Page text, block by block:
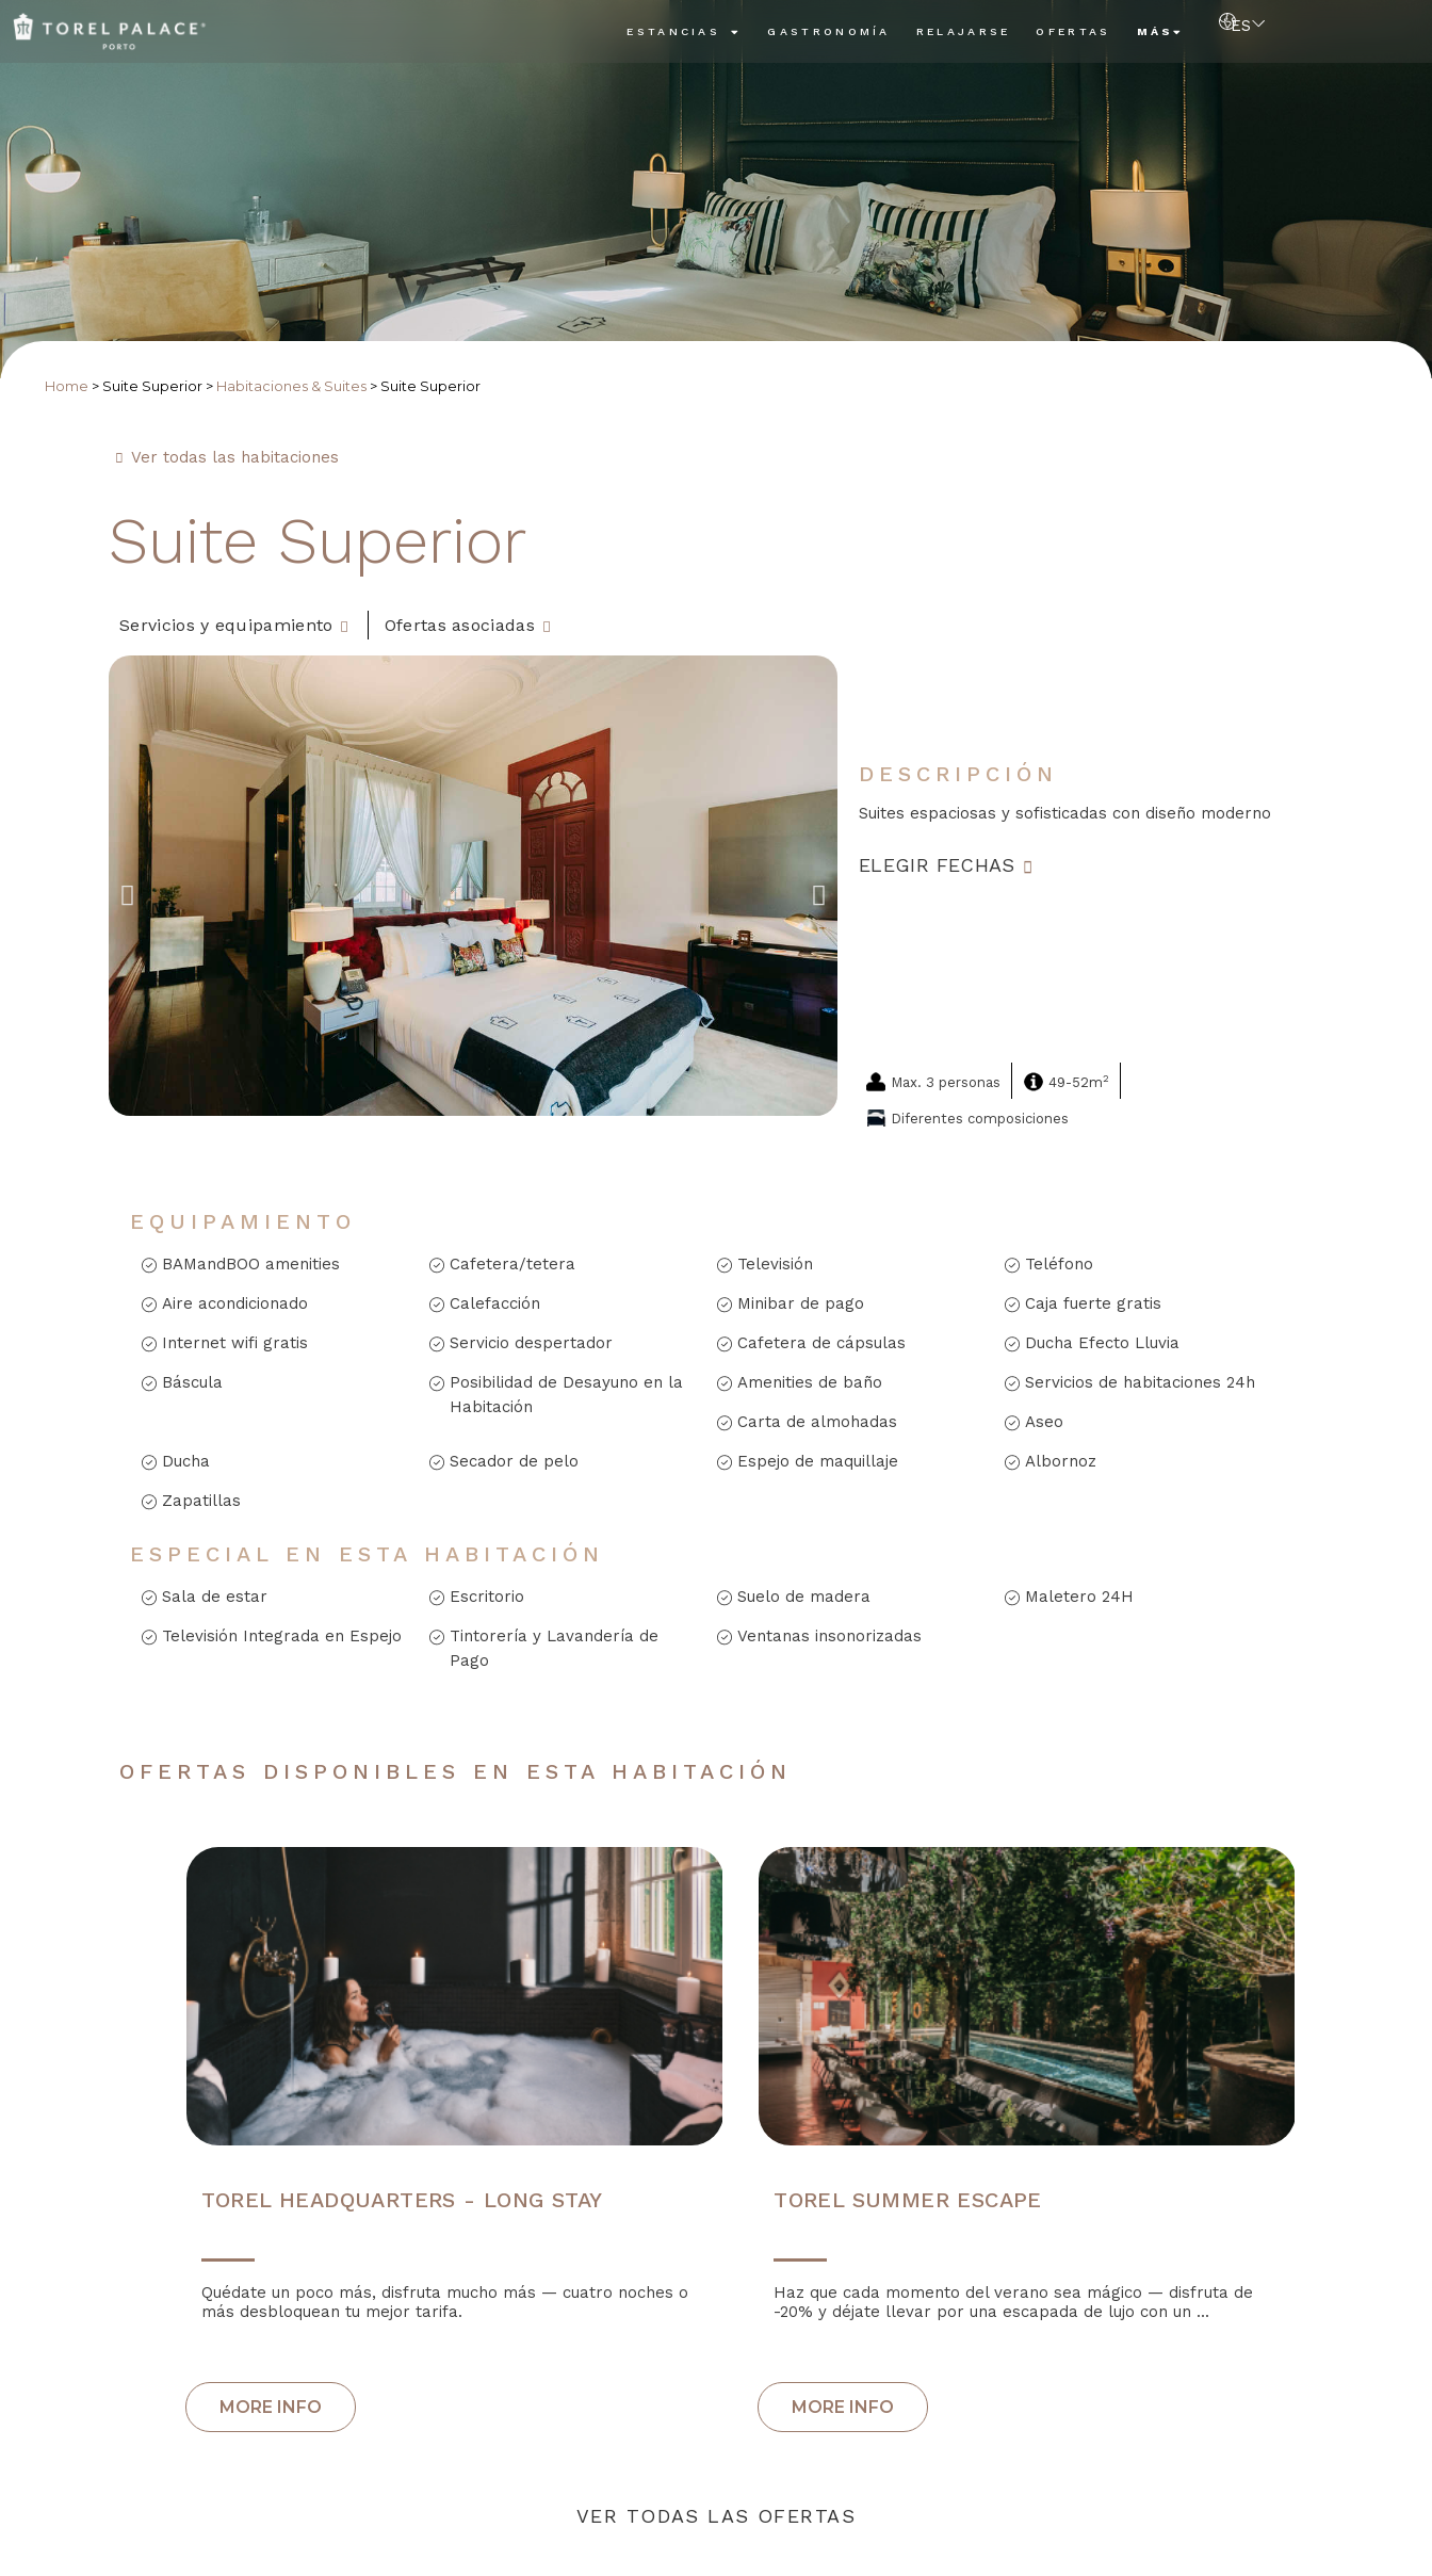
ESTANCIAS GASTRONOMÍA RELAJARSE OFERTAS MÁS ES
Home > Suite Superior > Habitaciones & Suites > Suite Superior
Ver todas las habitaciones
Suite Superior
Servicios y equipamiento Ofertas asociadas
Max. 3 personas 49-52m2
Diferentes composiciones
DESCRIPCIÓN
Suites espaciosas y sofisticadas con diseño moderno
ELEGIR FECHAS
EQUIPAMIENTO
BAMandBOO amenities Cafetera/tetera Televisión Teléfono
Aire acondicionado Calefacción Minibar de pago Caja fuerte gratis
Internet wifi gratis Servicio despertador Cafetera de cápsulas Ducha Efecto Lluvia
Báscula
Posibilidad de Desayuno en la
Habitación
Amenities de baño Servicios de habitaciones 24h
Carta de almohadas Aseo
Ducha Secador de pelo Espejo de maquillaje Albornoz
Zapatillas
ESPECIAL EN ESTA HABITACIÓN
Sala de estar Escritorio Suelo de madera Maletero 24H
Televisión Integrada en Espejo
Tintorería y Lavandería de
Pago
Ventanas insonorizadas
OFERTAS DISPONIBLES EN ESTA HABITACIÓN
TOREL SUMMER ESCAPE
Haz que cada momento del verano sea mágico — disfruta de
-20% y déjate llevar por una escapada de lujo con un ...
TOREL HEADQUARTERS - LONG STAY
Quédate un poco más, disfruta mucho más — cuatro noches o
más desbloquean tu mejor tarifa.
VER TODAS LAS OFERTAS